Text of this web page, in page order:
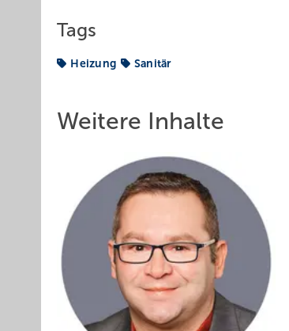
Tags
Heizung Sanitär
Weitere Inhalte